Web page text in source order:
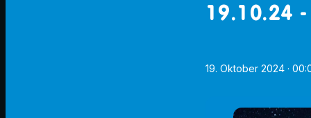
19.10.24
19. Oktober 2024 ·